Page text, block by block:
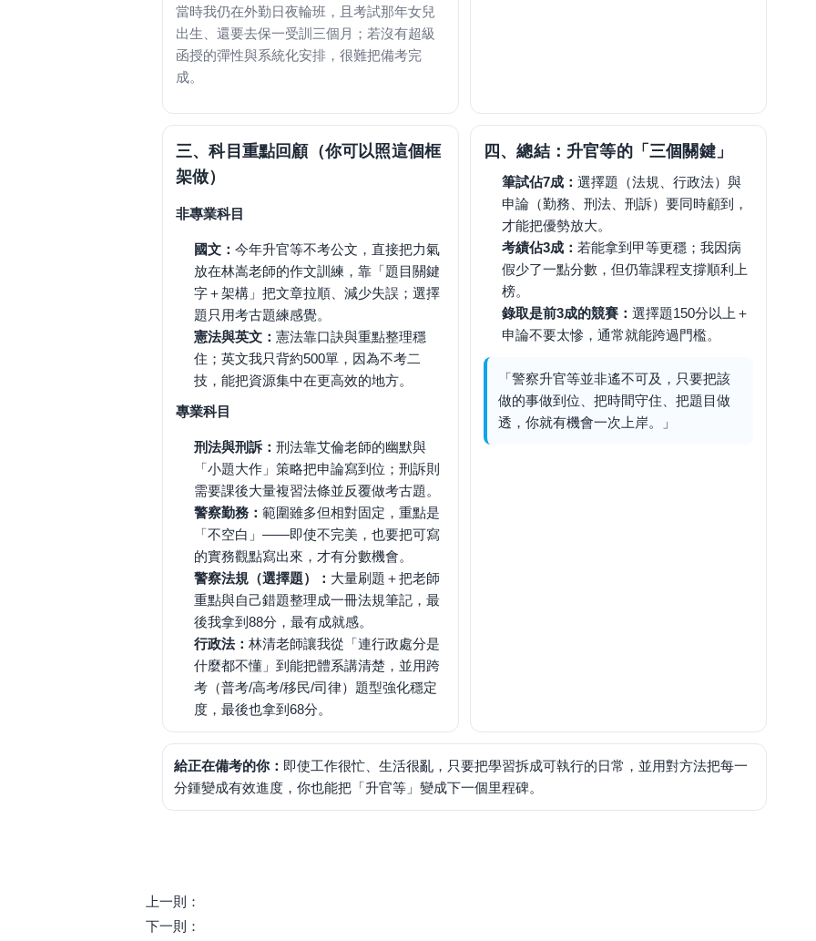
當時我仍在外勤日夜輪班，且考試那年女兒
出生、還要去保一受訓三個月；若沒有超級
函授的彈性與系統化安排，很難把備考完
成。
三、科目重點回顧（你可以照這個框
架做）
非專業科目
國文： 今年升官等不考公文，直接把力氣
放在林嵩老師的作文訓練，靠「題目關鍵
字＋架構」把文章拉順、減少失誤；選擇
題只用考古題練感覺。
憲法與英文： 憲法靠口訣與重點整理穩
住；英文我只背約500單，因為不考二
技，能把資源集中在更高效的地方。
專業科目
刑法與刑訴： 刑法靠艾倫老師的幽默與
「小題大作」策略把申論寫到位；刑訴則
需要課後大量複習法條並反覆做考古題。
警察勤務： 範圍雖多但相對固定，重點是
「不空白」——即使不完美，也要把可寫
的實務觀點寫出來，才有分數機會。
警察法規（選擇題）： 大量刷題＋把老師
重點與自己錯題整理成一冊法規筆記，最
後我拿到88分，最有成就感。
行政法： 林清老師讓我從「連行政處分是
什麼都不懂」到能把體系講清楚，並用跨
考（普考/高考/移民/司律）題型強化穩定
度，最後也拿到68分。
四、總結：升官等的「三個關鍵」
筆試佔7成： 選擇題（法規、行政法）與
申論（勤務、刑法、刑訴）要同時顧到，
才能把優勢放大。
考績佔3成： 若能拿到甲等更穩；我因病
假少了一點分數，但仍靠課程支撐順利上
榜。
錄取是前3成的競賽： 選擇題150分以上＋
申論不要太慘，通常就能跨過門檻。
「警察升官等並非遙不可及，只要把該
做的事做到位、把時間守住、把題目做
透，你就有機會一次上岸。」
給正在備考的你： 即使工作很忙、生活很亂，只要把學習拆成可執行的日常，並用對方法把每一
分鍾變成有效進度，你也能把「升官等」變成下一個里程碑。
上一則：
下一則：